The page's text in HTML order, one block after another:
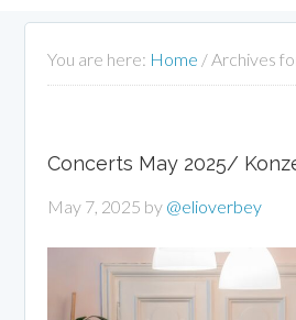
You are here: Home /Archives
Concerts May 2025/
May 7, 2025 by @elioverbey